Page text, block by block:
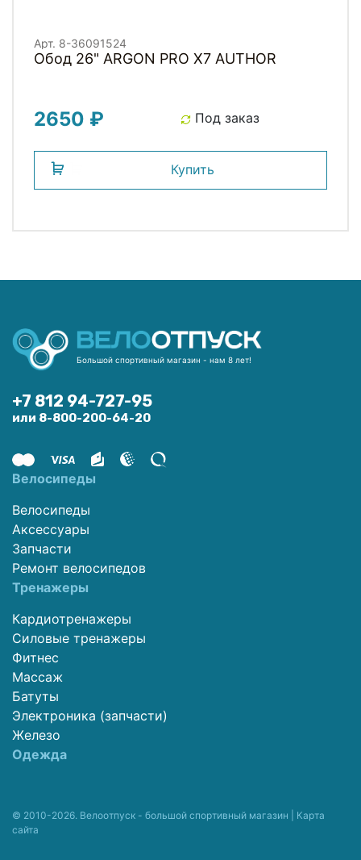
Арт. 8-36091524
Обод 26" ARGON PRO X7 AUTHOR
2650 ₽ Под заказ
Купить
Большой спортивный магазин - нам 8 лет!
+7 812 94-727-95
или 8-800-200-64-20
Велосипеды
Велосипеды
Аксессуары
Запчасти
Ремонт велосипедов
Тренажеры
Кардиотренажеры
Силовые тренажеры
Фитнес
Массаж
Батуты
Электроника (запчасти)
Железо
Одежда
© 2010-2026. Велоотпуск - большой спортивный магазин | Карта
сайта